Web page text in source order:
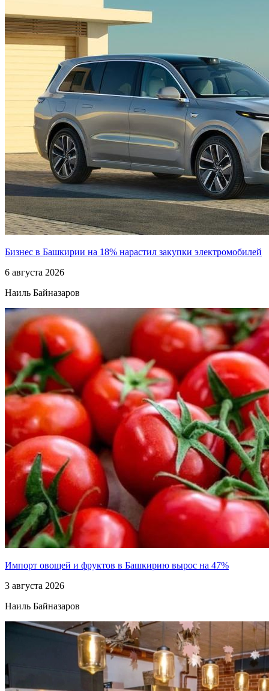
Бизнес в Башкирии на 18% нарастил закупки электромобилей
6 августа 2026
Наиль Байназаров
Импорт овощей и фруктов в Башкирию вырос на 47%
3 августа 2026
Наиль Байназаров